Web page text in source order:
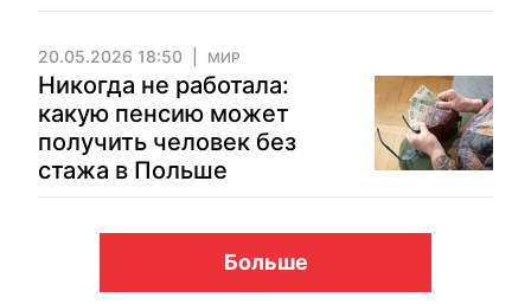
20.05.2026 18:50 МИР
Никогда не работала:
какую пенсию может
получить человек без
стажа в Польше
Больше